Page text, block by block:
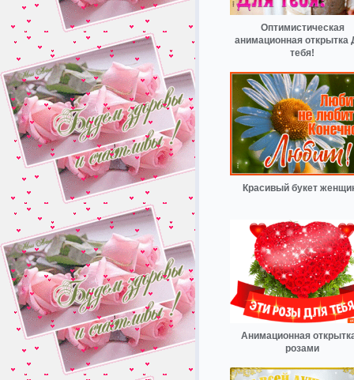
Оптимистическая
анимационная открытка
тебя!
Красивый букет
Анимационная
розами